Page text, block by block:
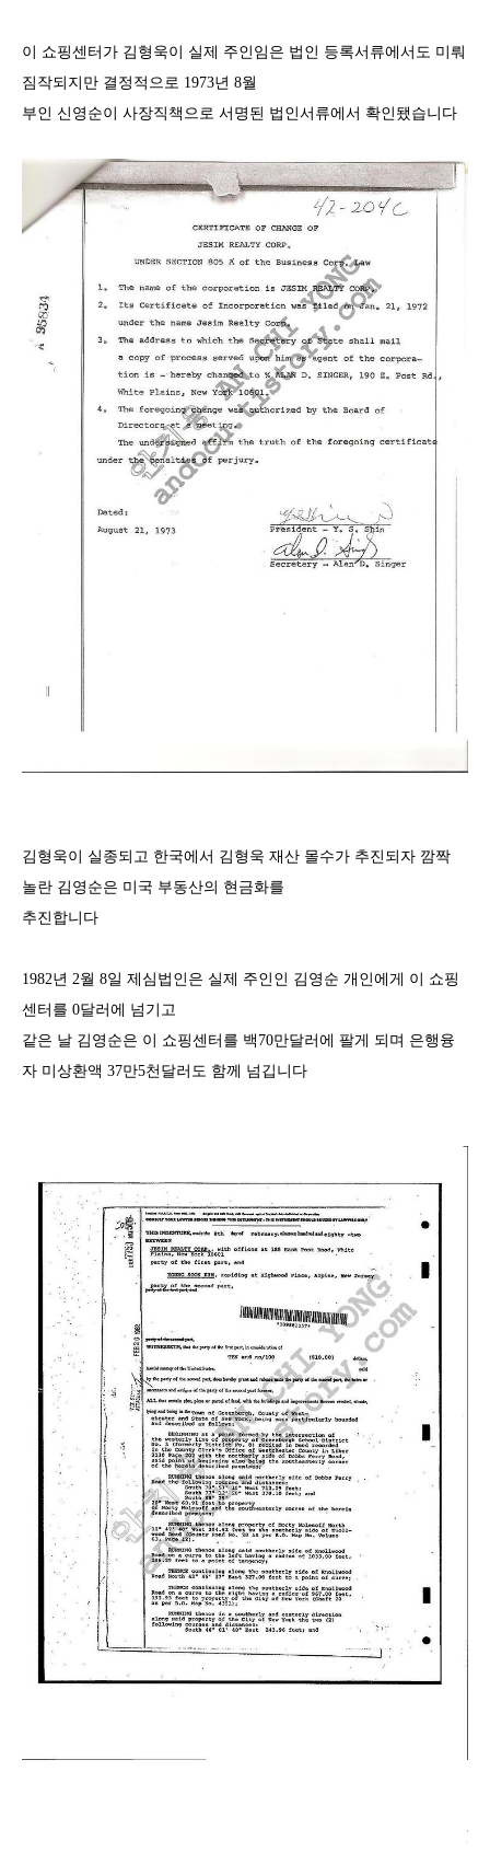
이 쇼핑센터가 김형욱이 실제 주인임은 법인 등록서류에서도 미뤄
짐작되지만 결정적으로 1973년 8월
부인 신영순이 사장직책으로 서명된 법인서류에서 확인됐습니다
김형욱이 실종되고 한국에서 김형욱 재산 몰수가 추진되자 깜짝
놀란 김영순은 미국 부동산의 현금화를
추진합니다
1982년 2월 8일 제심법인은 실제 주인인 김영순 개인에게 이 쇼핑
센터를 0달러에 넘기고
같은 날 김영순은 이 쇼핑센터를 백 70만달러에 팔게 되며 은행융
자 미상환액 37만5천달러도 함께 넘깁니다